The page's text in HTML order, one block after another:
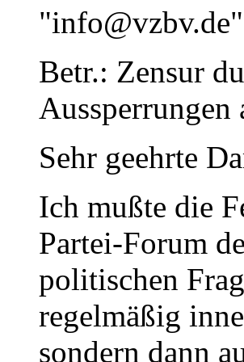
"info@vzbv.de"
Betr.: Zensur
Sehr geehrte
Ich mußte die
Partei-Forum
politischen
regelmäßig
sondern dann